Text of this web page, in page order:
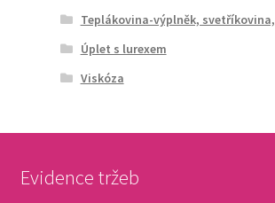
Teplákovina-výplněk, svetříkovina,
Úplet s lurexem
Viskóza
Evidence tržeb